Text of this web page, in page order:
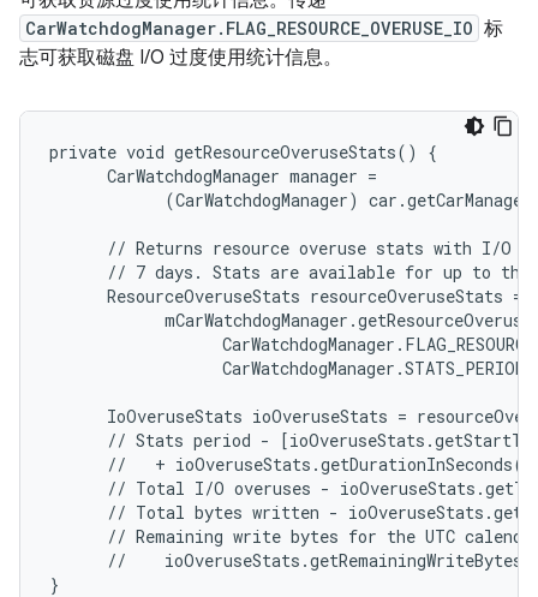
CarWatchdogManager.FLAG_RESOURCE_OVERUSE_IO 标
志可获取磁盘 I/O 过度使用统计信息。
private void getResourceOveruseStats() {
      CarWatchdogManager manager =
(CarWatchdogManager)
// Returns resource overuse stats with I/O
// 7 days. Stats are available for up to the
      ResourceOveruseStats resourceOveruseStats =
IoOveruseStats ioOveruseStats =
// Stats period -
//   +
// Total I/O overuses -
// Total bytes written -
// Remaining write bytes for the UTC
//
}